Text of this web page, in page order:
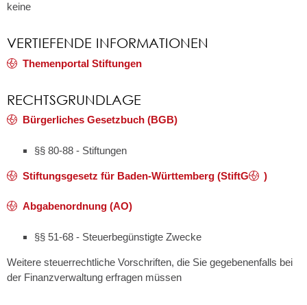
keine
VERTIEFENDE INFORMATIONEN
Themenportal Stiftungen
RECHTSGRUNDLAGE
Bürgerliches Gesetzbuch (BGB)
§§ 80-88 - Stiftungen
Stiftungsgesetz für Baden-Württemberg (StiftG )
Abgabenordnung (AO)
§§ 51-68 - Steuerbegünstigte Zwecke
Weitere steuerrechtliche Vorschriften, die Sie gegebenenfalls bei
der Finanzverwaltung erfragen müssen